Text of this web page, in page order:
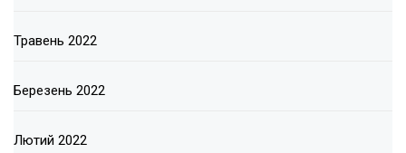
Травень 2022
Березень 2022
Лютий 2022